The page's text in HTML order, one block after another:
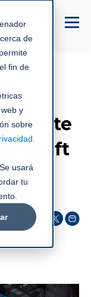
de
fin de
y
sobre
usará
tu